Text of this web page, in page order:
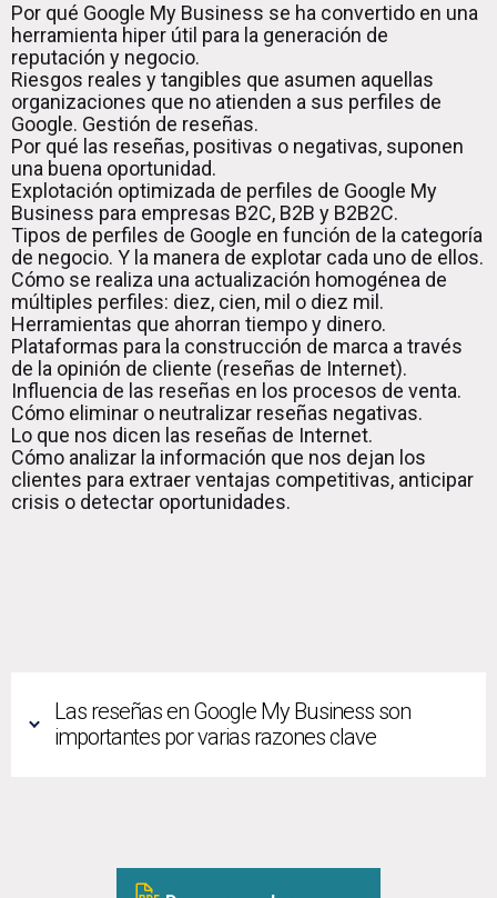
Por qué Google My Business se ha convertido en una
herramienta hiper útil para la generación de
reputación y negocio.
Riesgos reales y tangibles que asumen aquellas
organizaciones que no atienden a sus perfiles de
Google. Gestión de reseñas.
Por qué las reseñas, positivas o negativas, suponen
una buena oportunidad.
Explotación optimizada de perfiles de Google My
Business para empresas B2C, B2B y B2B2C.
Tipos de perfiles de Google en función de la categoría
de negocio. Y la manera de explotar cada uno de ellos.
Cómo se realiza una actualización homogénea de
múltiples perfiles: diez, cien, mil o diez mil.
Herramientas que ahorran tiempo y dinero.
Plataformas para la construcción de marca a través
de la opinión de cliente (reseñas de Internet).
Influencia de las reseñas en los procesos de venta.
Cómo eliminar o neutralizar reseñas negativas.
Lo que nos dicen las reseñas de Internet.
Cómo analizar la información que nos dejan los
clientes para extraer ventajas competitivas, anticipar
crisis o detectar oportunidades.
Las reseñas en Google My Business son
importantes por varias razones clave